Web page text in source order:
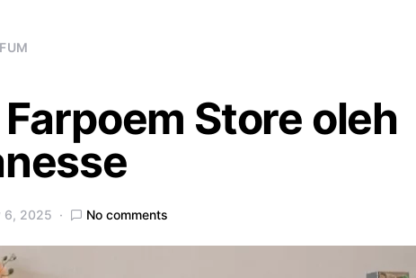
Store oleh
6, 2025 No comments